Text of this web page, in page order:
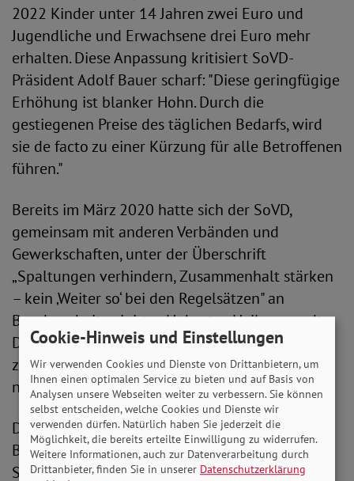
2022 Kinder unter 14 Jahren zwei Euro und
Jugendliche und Erwachsene drei Euro mehr
erhalten. Diese Anpassung kritisiert SoVD-
Präsident Adolf Bauer scharf: "Diese geringfügige
Erhöhung ist blanker Hohn. Durch die
gestiegenen Preise des täglichen Bedarfs, wird
sie de facto zu einer Kürzung für alle Betroffenen
führen."
Bereits im März 2020 hatte sich der SoVD,
gemeinsam mit anderen Verbänden und
Gewerkschaften, unter der Überschrift
„Spaltungen verhindern, Zusammenhalt stärken
– kein ‚Weiter so‘ bei den Regelsätzen" an
Bundesarbeitsminister Hubertus Heil gewandt.
Die vorgebrachte Kritik an der Verfahrensweise
zur Bemessung der Regelsätze wurde jedoch
nicht aufgegriffen.
Der SoVD fordert die kommende
Bundesregierung dazu auf, die gravierenden
Schwächen der derzeitigen
Cookie-Hinweis und Einstellungen
Wir verwenden Cookies und Dienste von Drittanbietern, um
Ihnen einen optimalen Service zu bieten und auf Basis von
Analysen unsere Webseiten weiter zu verbessern. Sie können
selbst entscheiden, welche Cookies und Dienste wir
verwenden dürfen. Natürlich haben Sie jederzeit die
Möglichkeit, die bereits erteilte Einwilligung zu widerrufen.
Weitere Informationen, auch zur Datenverarbeitung durch
Drittanbieter, finden Sie in unserer Datenschutzerklärung